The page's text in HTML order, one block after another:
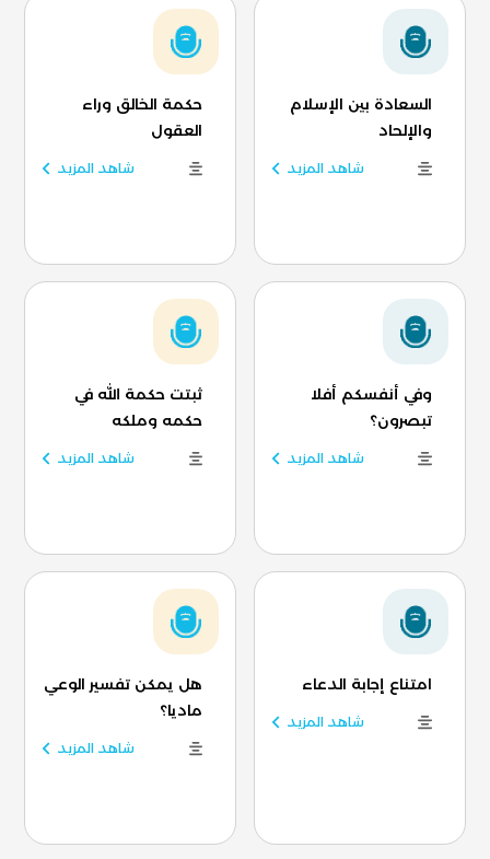
السعادة بين الإسلام
والإلحاد
شاهد المزيد
حكمة الخالق وراء
العقول
شاهد المزيد
وفي أنفسكم أفلا
تبصرون؟
شاهد المزيد
ثبتت حكمة الله في
حكمه وملكه
شاهد المزيد
امتناع إجابة الدعاء
شاهد المزيد
هل يمكن تفسير الوعي
ماديا؟
شاهد المزيد